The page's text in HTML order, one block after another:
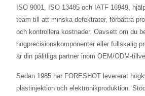
ISO 9001, ISO 13485 och IATF 16949,
team till att minska defektrater, förbättra
och kontrollera kostnader. Oavsett om du
högprecisionskomponenter eller fullskalig
är din pålitliga partner inom OEM/ODM-
Sedan 1985 har FORESHOT levererat
plastinjektion och elektronikproduktion.